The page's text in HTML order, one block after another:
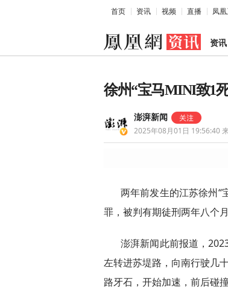
首页 资讯 视频 直播 凤
资讯
徐州“宝马MINI致1
澎湃新闻
2025年08月01日 19:56:40
两年前发生的江苏徐州“
罪，被判有期徒刑两年八个
澎湃新闻此前报道，
左转进苏堤路，向南行驶几
路牙石，开始加速，前后碰